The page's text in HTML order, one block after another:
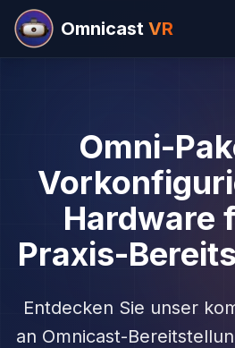
Omnicast VR
Omni-
Hardware
Praxis-
Entdecken Sie unser
an Omnicast-